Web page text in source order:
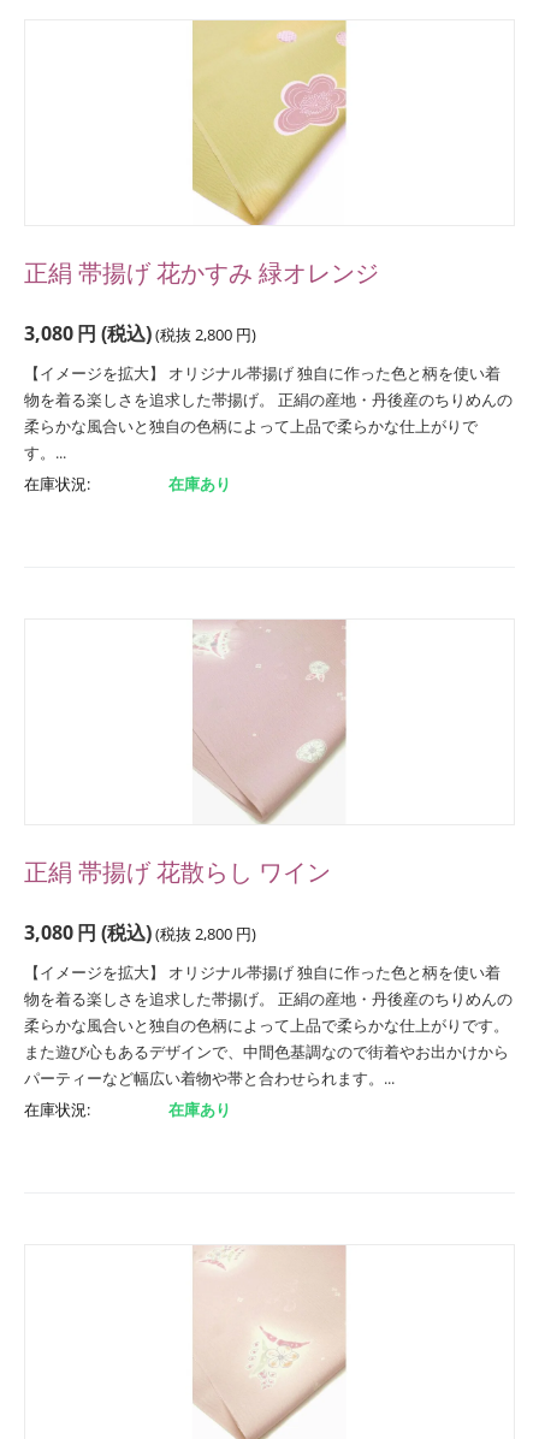
正絹 帯揚げ 花かすみ 緑オレンジ
3,080円 (税込)(税抜 2,800 円)
【イメージを拡大】 オリジナル帯揚げ 独自に作った色と柄を使い着
物を着る楽しさを追求した帯揚げ。 正絹の産地・丹後産のちりめんの
柔らかな風合いと独自の色柄によって上品で柔らかな仕上がりで
す。...
在庫状況:
在庫あり
正絹 帯揚げ 花散らし ワイン
3,080円 (税込)(税抜 2,800 円)
【イメージを拡大】 オリジナル帯揚げ 独自に作った色と柄を使い着
物を着る楽しさを追求した帯揚げ。 正絹の産地・丹後産のちりめんの
柔らかな風合いと独自の色柄によって上品で柔らかな仕上がりです。
また遊び心もあるデザインで、中間色基調なので街着やお出かけから
パーティーなど幅広い着物や帯と合わせられます。...
在庫状況:
在庫あり